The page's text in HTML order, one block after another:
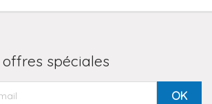
spéciales